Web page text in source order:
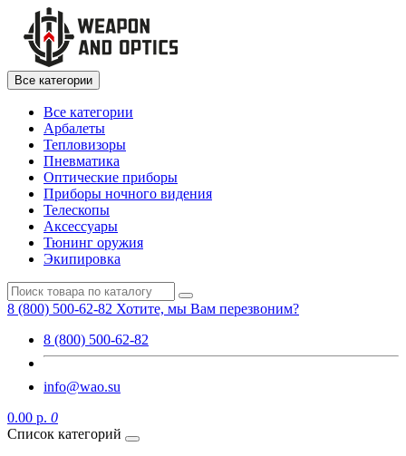
Все категории
Все категории
Арбалеты
Тепловизоры
Пневматика
Оптические приборы
Приборы ночного видения
Телескопы
Аксессуары
Тюнинг оружия
Экипировка
8 (800) 500-62-82 Хотите, мы Вам перезвоним?
8 (800) 500-62-82
info@wao.su
0.00 р. 0
Список категорий